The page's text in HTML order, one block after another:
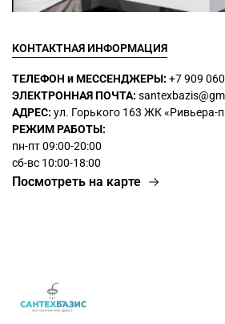
КОНТАКТНАЯ ИНФОРМАЦИЯ
ТЕЛЕФОН и МЕССЕНДЖЕРЫ: +7 909
ЭЛЕКТРОННАЯ ПОЧТА:
АДРЕС: ул. Горького 163 ЖК«Ривьера-
РЕЖИМ РАБОТЫ:
пн-пт 09:00-20:00
сб-вс 10:00-18:00
Посмотреть на карте